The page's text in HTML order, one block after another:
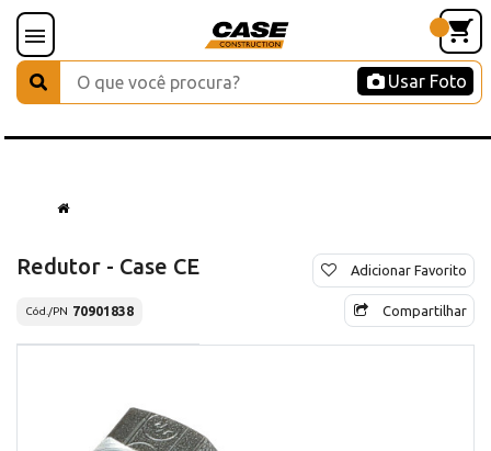
Usar Foto
Redutor - Case CE
Cód./PN 70901838
Adicionar Favorito
Compartilhar